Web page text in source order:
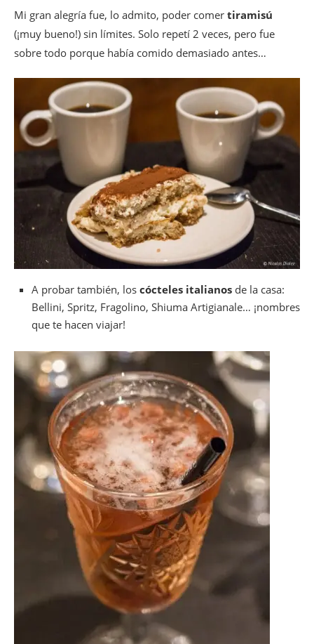
Mi gran alegría fue, lo admito, poder comer tiramisú
(¡muy bueno!) sin límites. Solo repetí 2 veces, pero fue
sobre todo porque había comido demasiado antes…
A probar también, los cócteles italianos de la casa:
Bellini, Spritz, Fragolino, Shiuma Artigianale… ¡nombres
que te hacen viajar!